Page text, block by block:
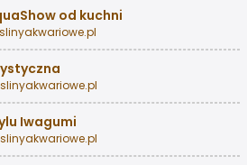
od kuchni
Iwagumi